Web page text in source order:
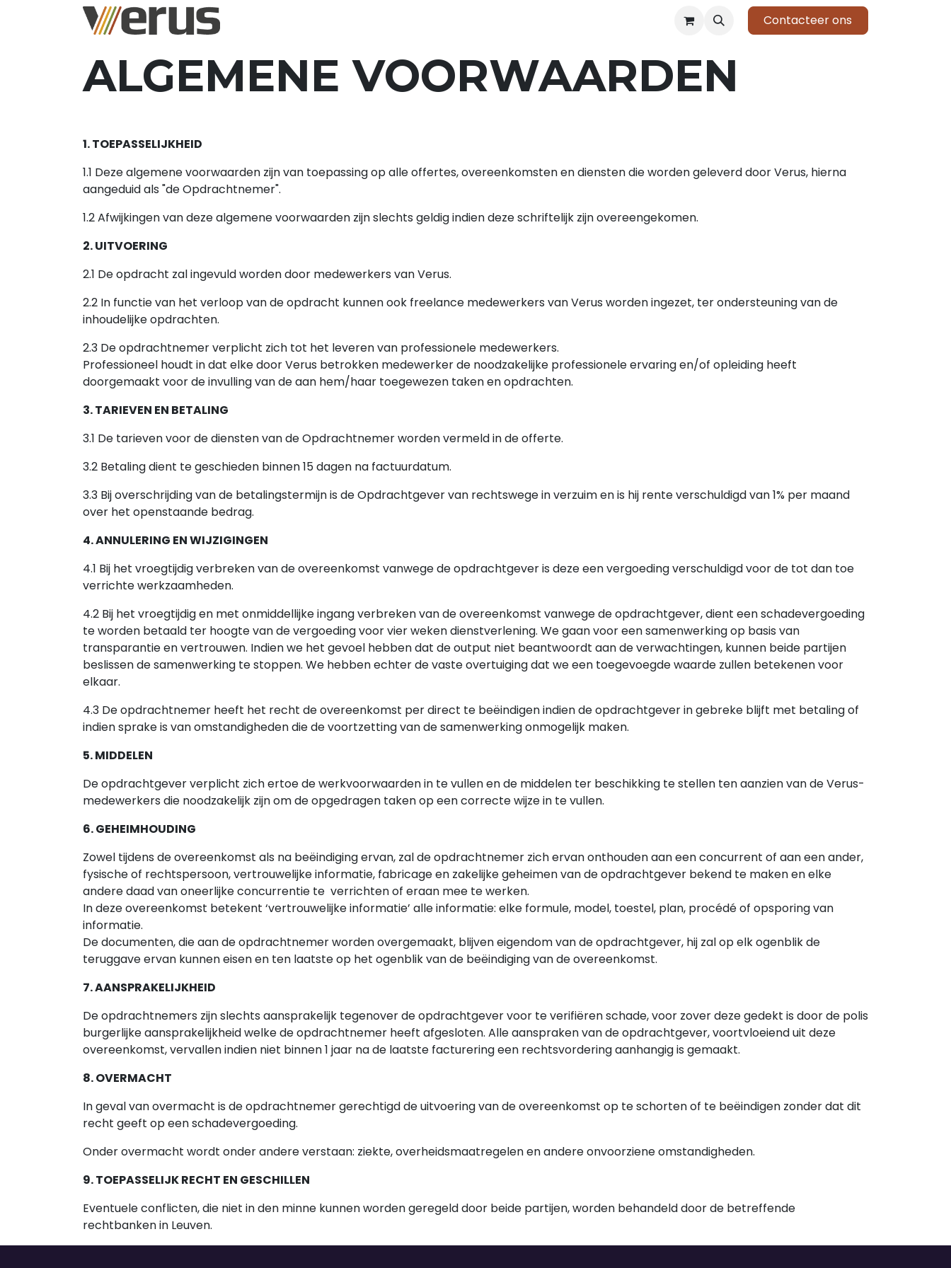
Overslaan naar inhoud
Contacteer ons
ALGEMENE VOORWAARDEN
1. TOEPASSELIJKHEID
1.1 Deze algemene voorwaarden zijn van toepassing op alle offertes, overeenkomsten en diensten die worden geleverd door Verus, hierna
aangeduid als "de Opdrachtnemer".
1.2 Afwijkingen van deze algemene voorwaarden zijn slechts geldig indien deze schriftelijk zijn overeengekomen.
2. UITVOERING
2.1 De opdracht zal ingevuld worden door medewerkers van Verus.
2.2 In functie van het verloop van de opdracht kunnen ook freelance medewerkers van Verus worden ingezet, ter ondersteuning van de
inhoudelijke opdrachten.
2.3 De opdrachtnemer verplicht zich tot het leveren van professionele medewerkers.
Professioneel houdt in dat elke door Verus betrokken medewerker de noodzakelijke professionele ervaring en/of opleiding heeft
doorgemaakt voor de invulling van de aan hem/haar toegewezen taken en opdrachten.
3. TARIEVEN EN BETALING
3.1 De tarieven voor de diensten van de Opdrachtnemer worden vermeld in de offerte.
3.2 Betaling dient te geschieden binnen 15 dagen na factuurdatum.
3.3 Bij overschrijding van de betalingstermijn is de Opdrachtgever van rechtswege in verzuim en is hij rente verschuldigd van 1% per maand
over het openstaande bedrag.
4. ANNULERING EN WIJZIGINGEN
4.1 Bij het vroegtijdig verbreken van de overeenkomst vanwege de opdrachtgever is deze een vergoeding verschuldigd voor de tot dan toe
verrichte werkzaamheden.
4.2 Bij het vroegtijdig en met onmiddellijke ingang verbreken van de overeenkomst vanwege de opdrachtgever, dient een schadevergoeding
te worden betaald ter hoogte van de vergoeding voor vier weken dienstverlening. We gaan voor een samenwerking op basis van
transparantie en vertrouwen. Indien we het gevoel hebben dat de output niet beantwoordt aan de verwachtingen, kunnen beide partijen
beslissen de samenwerking te stoppen. We hebben echter de vaste overtuiging dat we een toegevoegde waarde zullen betekenen voor
elkaar.
4.3 De opdrachtnemer heeft het recht de overeenkomst per direct te beëindigen indien de opdrachtgever in gebreke blijft met betaling of
indien sprake is van omstandigheden die de voortzetting van de samenwerking onmogelijk maken.
5. MIDDELEN
De opdrachtgever verplicht zich ertoe de werkvoorwaarden in te vullen en de middelen ter beschikking te stellen ten aanzien van de Verus-
medewerkers die noodzakelijk zijn om de opgedragen taken op een correcte wijze in te vullen.
6. GEHEIMHOUDING
Zowel tijdens de overeenkomst als na beëindiging ervan, zal de opdrachtnemer zich ervan onthouden aan een concurrent of aan een ander,
fysische of rechtspersoon, vertrouwelijke informatie, fabricage en zakelijke geheimen van de opdrachtgever bekend te maken en elke
andere daad van oneerlijke concurrentie te verrichten of eraan mee te werken.
In deze overeenkomst betekent ‘vertrouwelijke informatie’ alle informatie: elke formule, model, toestel, plan, procédé of opsporing van
informatie.
De documenten, die aan de opdrachtnemer worden overgemaakt, blijven eigendom van de opdrachtgever, hij zal op elk ogenblik de
teruggave ervan kunnen eisen en ten laatste op het ogenblik van de beëindiging van de overeenkomst.
7. AANSPRAKELIJKHEID
De opdrachtnemers zijn slechts aansprakelijk tegenover de opdrachtgever voor te verifiëren schade, voor zover deze gedekt is door de polis
burgerlijke aansprakelijkheid welke de opdrachtnemer heeft afgesloten. Alle aanspraken van de opdrachtgever, voortvloeiend uit deze
overeenkomst, vervallen indien niet binnen 1 jaar na de laatste facturering een rechtsvordering aanhangig is gemaakt.
8. OVERMACHT
In geval van overmacht is de opdrachtnemer gerechtigd de uitvoering van de overeenkomst op te schorten of te beëindigen zonder dat dit
recht geeft op een schadevergoeding.
Onder overmacht wordt onder andere verstaan: ziekte, overheidsmaatregelen en andere onvoorziene omstandigheden.
9. TOEPASSELIJK RECHT EN GESCHILLEN
Eventuele conflicten, die niet in den minne kunnen worden geregeld door beide partijen, worden behandeld door de betreffende
rechtbanken in Leuven.